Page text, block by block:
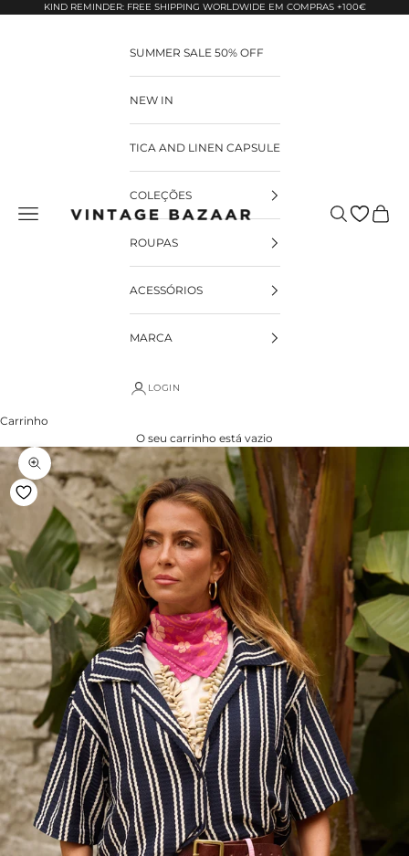
Pular para o conteúdo
KIND REMINDER: FREE SHIPPING WORLDWIDE EM COMPRAS +100€
Vintage Bazaar Pesquisar
SUMMER SALE 50% OFF
NEW IN
TICA AND LINEN CAPSULE
COLEÇÕES
ROUPAS
ACESSÓRIOS
MARCA
LOGIN
Carrinho
O seu carrinho está vazio
Zoom na imagem